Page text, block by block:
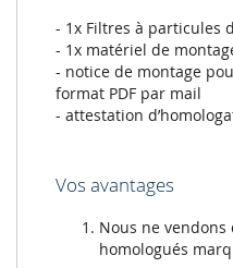
- 1x Filtres à particules
- 1x matériel de
- notice de montage
format PDF par mail
- attestation
Vos avantages
Nous ne
homologués